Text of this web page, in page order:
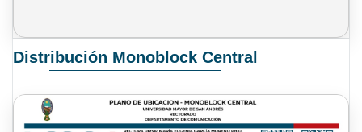
Distribución Monoblock Central